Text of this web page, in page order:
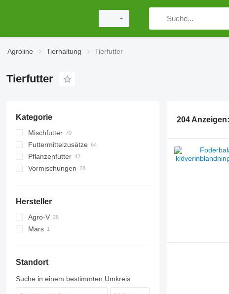
Agroline Tierhaltung Tierfutter
Tierfutter
Kategorie
Mischfutter
Futtermittelzusätze
Pflanzenfutter
Vormischungen
Hersteller
Agro-V
Mars
Standort
Suche in einem bestimmten Umkreis
204 Anzeigen: